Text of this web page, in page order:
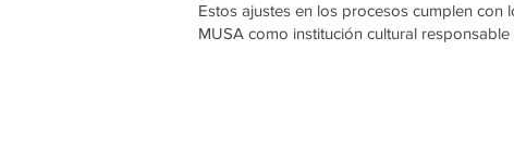
Estos ajustes en los procesos cumplen
MUSA como institución cultural